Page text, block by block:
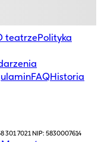
teatrzePolityka
FAQHistoria
301 7021 NIP: 5830007614